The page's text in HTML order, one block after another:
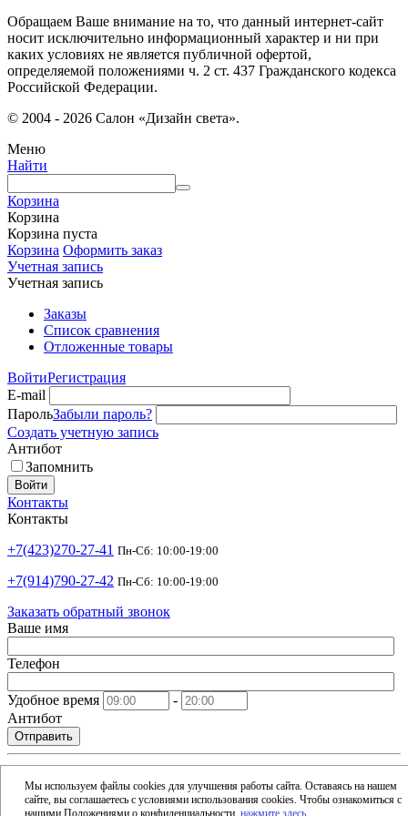
Обращаем Ваше внимание на то, что данный интернет-сайт
носит исключительно информационный характер и ни при
каких условиях не является публичной офертой,
определяемой положениями ч. 2 ст. 437 Гражданского кодекса
Российской Федерации.
Мы используем файлы cookies для улучшения работы сайта. Оставаясь на нашем
сайте, вы соглашаетесь с условиями использования cookies. Чтобы ознакомиться с
нашими Положениями о конфиденциальности,нажмите здесь
© 2004 - 2026 Салон «Дизайн света».
Меню
Найти
Корзина
Корзина
Корзина пуста
Корзина Оформить заказ
Учетная запись
Учетная запись
Заказы
Список сравнения
Отложенные товары
ВойтиРегистрация
E-mail
ПарольЗабыли пароль?
Создать учетную запись
Антибот
Запомнить
Войти
Контакты
Контакты
+7(423)270-27-41 Пн-Сб: 10:00-19:00
+7(914)790-27-42 Пн-Сб: 10:00-19:00
Заказать обратный звонок
Ваше имя
Телефон
Удобное время
-
Антибот
Отправить
Email
Адрес